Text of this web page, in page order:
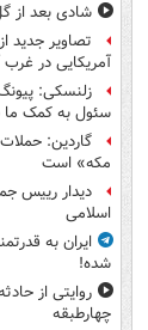
شادی بعد از
تصاویر جدید
آمریکایی در غرب
زلنسکی:
سئول به کمک ما
گاردین:
مکه» است
دیدار رییس
اسلامی
ایران به
شده!
روایتی از
چهارطبقه